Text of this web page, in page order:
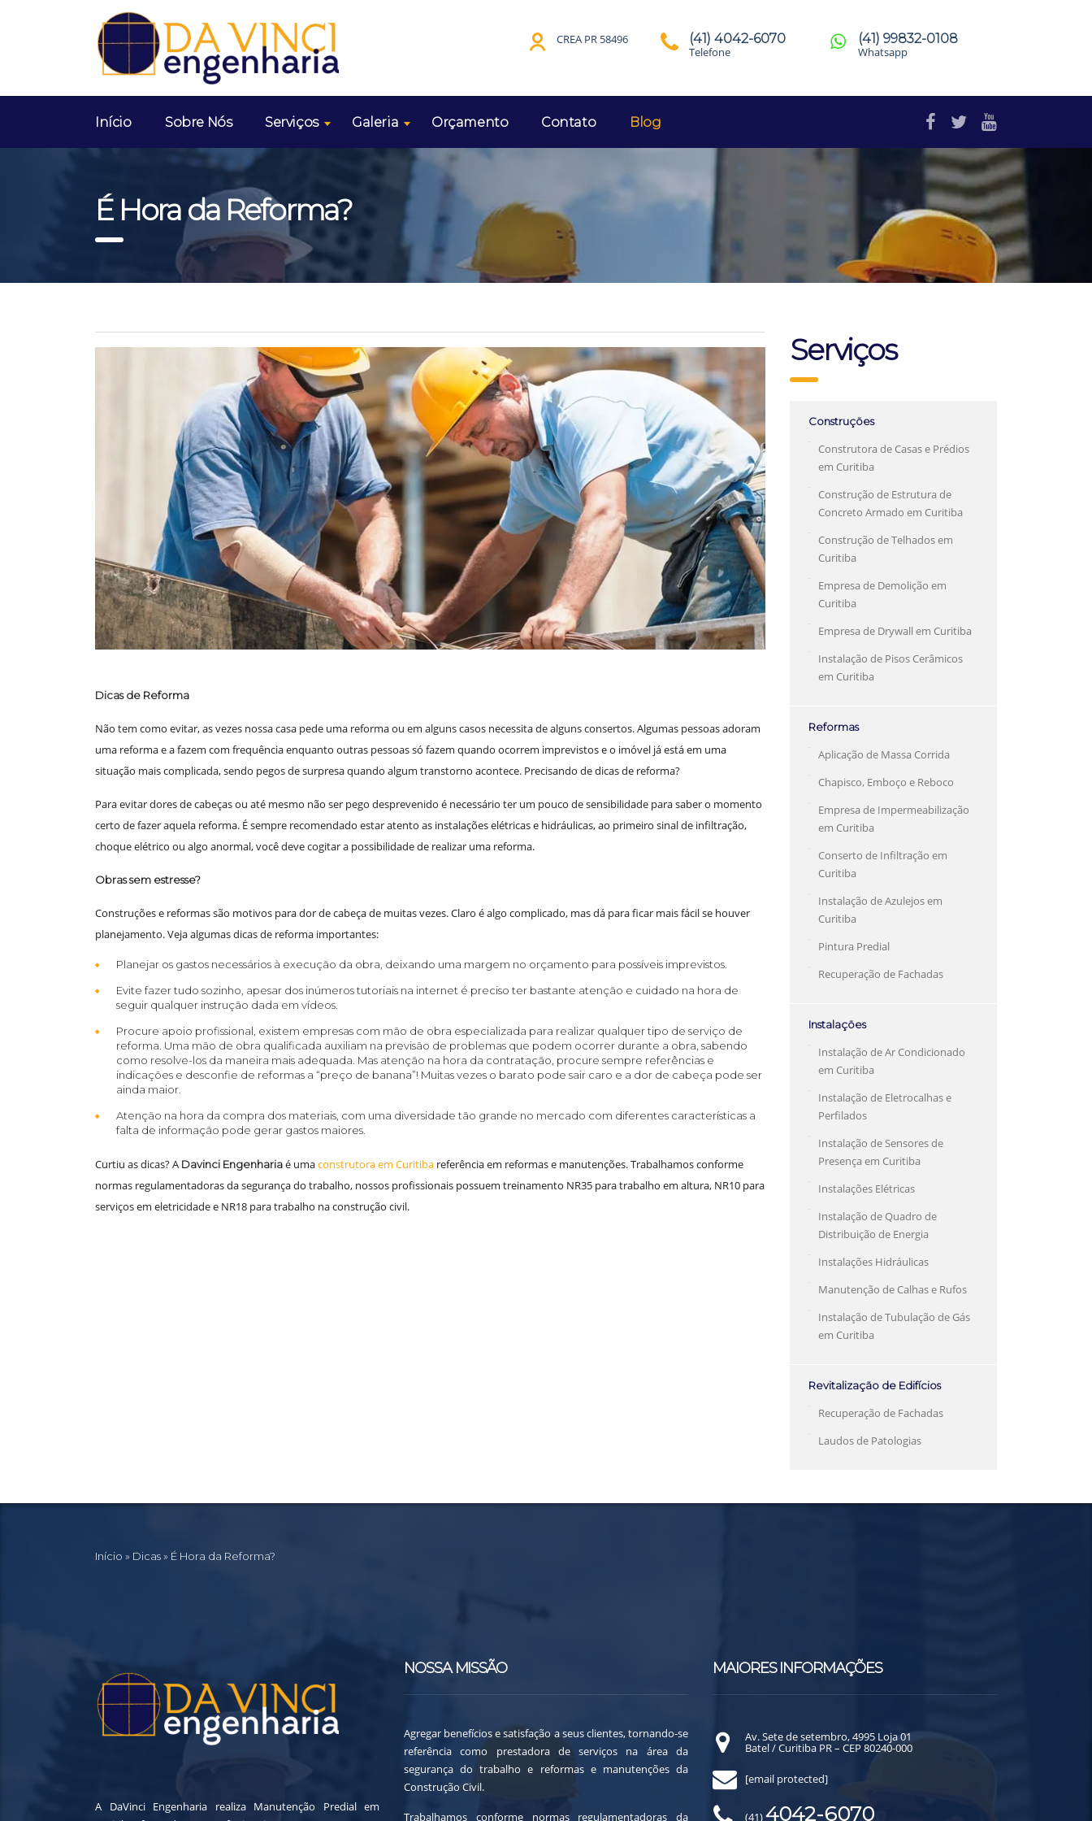
(41) 99832-0108
Whatsapp
(41) 4042-6070
Telefone
CREA PR 58496
Início Sobre Nós Serviços Galeria Orçamento Contato Blog
É Hora da Reforma?
Dicas de Reforma
Não tem como evitar, as vezes nossa casa pede uma reforma ou em alguns casos necessita de alguns consertos. Algumas pessoas adoram
uma reforma e a fazem com frequência enquanto outras pessoas só fazem quando ocorrem imprevistos e o imóvel já está em uma
situação mais complicada, sendo pegos de surpresa quando algum transtorno acontece. Precisando de dicas de reforma?
Para evitar dores de cabeças ou até mesmo não ser pego desprevenido é necessário ter um pouco de sensibilidade para saber o momento
certo de fazer aquela reforma. É sempre recomendado estar atento as instalações elétricas e hidráulicas, ao primeiro sinal de infiltração,
choque elétrico ou algo anormal, você deve cogitar a possibilidade de realizar uma reforma.
Obras sem estresse?
Construções e reformas são motivos para dor de cabeça de muitas vezes. Claro é algo complicado, mas dá para ficar mais fácil se houver
planejamento. Veja algumas dicas de reforma importantes:
Planejar os gastos necessários à execução da obra, deixando uma margem no orçamento para possíveis imprevistos.
Evite fazer tudo sozinho, apesar dos inúmeros tutoriais na internet é preciso ter bastante atenção e cuidado na hora de
seguir qualquer instrução dada em vídeos.
Procure apoio profissional, existem empresas com mão de obra especializada para realizar qualquer tipo de serviço de
reforma. Uma mão de obra qualificada auxiliam na previsão de problemas que podem ocorrer durante a obra, sabendo
como resolve-los da maneira mais adequada. Mas atenção na hora da contratação, procure sempre referências e
indicações e desconfie de reformas a “preço de banana”! Muitas vezes o barato pode sair caro e a dor de cabeça pode ser
ainda maior.
Atenção na hora da compra dos materiais, com uma diversidade tão grande no mercado com diferentes características a
falta de informação pode gerar gastos maiores.
Curtiu as dicas? A Davinci Engenhariaé umaconstrutora em Curitiba referência em reformas e manutenções. Trabalhamos conforme
normas regulamentadoras da segurança do trabalho, nossos profissionais possuem treinamento NR35 para trabalho em altura, NR10 para
serviços em eletricidade e NR18 para trabalho na construção civil.
Serviços
Construções
Construtora de Casas e Prédios
em Curitiba
Construção de Estrutura de
Concreto Armado em Curitiba
Construção de Telhados em
Curitiba
Empresa de Demolição em
Curitiba
Empresa de Drywall em Curitiba
Instalação de Pisos Cerâmicos
em Curitiba
Reformas
Aplicação de Massa Corrida
Chapisco, Emboço e Reboco
Empresa de Impermeabilização
em Curitiba
Conserto de Infiltração em
Curitiba
Instalação de Azulejos em
Curitiba
Pintura Predial
Recuperação de Fachadas
Instalações
Instalação de Ar Condicionado
em Curitiba
Instalação de Eletrocalhas e
Perfilados
Instalação de Sensores de
Presença em Curitiba
Instalações Elétricas
Instalação de Quadro de
Distribuição de Energia
Instalações Hidráulicas
Manutenção de Calhas e Rufos
Instalação de Tubulação de Gás
em Curitiba
Revitalização de Edifícios
Recuperação de Fachadas
Laudos de Patologias
Início » Dicas» É Hora da Reforma?
A DaVinci Engenharia realiza Manutenção Predial em
NOSSA MISSÃO
Agregar benefícios e satisfação a seus clientes, tornando-se
referência como prestadora de serviços na área da
segurança do trabalho e reformas e manutenções da
Construção Civil.
Trabalhamos conforme normas regulamentadoras da
MAIORES INFORMAÇÕES
Av. Sete de setembro, 4995 Loja 01
Batel / Curitiba PR – CEP 80240-000
[email protected]
(41)4042-6070